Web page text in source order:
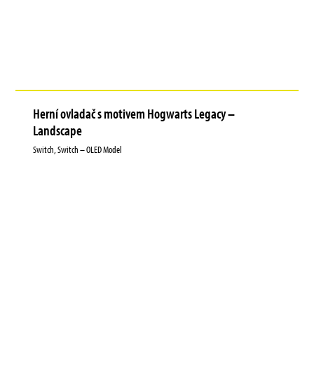
Herní ovladač s motivem Hogwarts Legacy –
Landscape
Switch, Switch – OLED Model